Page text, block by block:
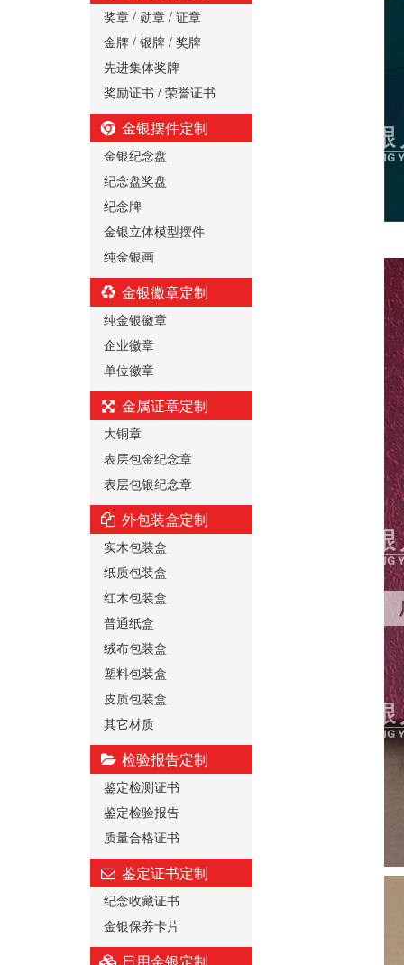
奖章 / 勋章 / 证章
金牌 / 银牌 / 奖牌
先进集体奖牌
奖励证书 / 荣誉证书
金银摆件定制
金银纪念盘
纪念盘奖盘
纪念牌
金银立体模型摆件
纯金银画
金银徽章定制
纯金银徽章
企业徽章
单位徽章
金属证章定制
大铜章
表层包金纪念章
表层包银纪念章
外包装盒定制
实木包装盒
纸质包装盒
红木包装盒
普通纸盒
绒布包装盒
塑料包装盒
皮质包装盒
其它材质
检验报告定制
鉴定检测证书
鉴定检验报告
质量合格证书
鉴定证书定制
纪念收藏证书
金银保养卡片
日用金银定制